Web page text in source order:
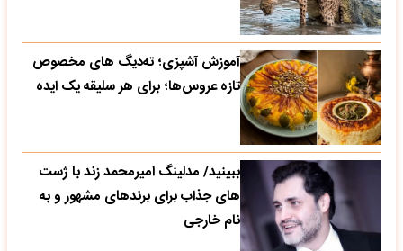
آموزش آشپزی؛ ته‌دیگ‌ های مخصوص
تازه‌ عروس‌ها؛ برای هر سلیقه یک ایده
ببینید/ مدلینگ امیرمحمد زند با ژست
های جذاب برای برندهای مشهور و به
نام خارجی